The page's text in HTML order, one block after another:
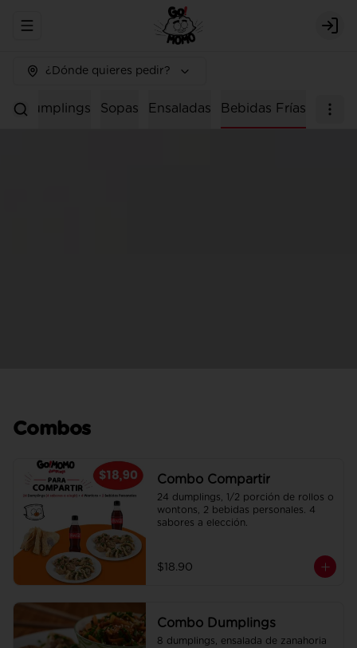
Abrir menu de navegación
¿Dónde quieres pedir?
Dumplings Sopas Ensaladas Bebidas Frías
Combos
Combo Compartir
24 dumplings, 1/2 porción de rollos o
wontons, 2 bebidas personales. 4
sabores a elección.
$18.90
Combo Dumplings
8 dumplings, ensalada de zanahoria